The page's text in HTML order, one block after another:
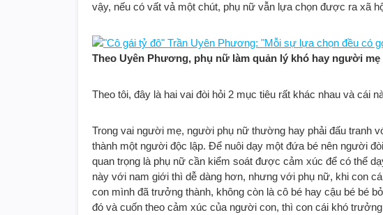
vậy, nếu có vất vả một chút, phụ nữ vẫn lựa chọn được ra xã
Theo Uyên Phương, phụ nữ làm quản lý khó hay người mẹ
Theo tôi, đây là hai vai đòi hỏi 2 mục tiêu rất khác nhau và cái
Trong vai người mẹ, người phụ nữ thường hay phải đấu tranh
thành một người độc lập. Để nuôi dạy một đứa bé nên người
quan trọng là phụ nữ cần kiểm soát được cảm xúc để có thể
này với nam giới thì dễ dàng hơn, nhưng với phụ nữ, khi con
con mình đã trưởng thành, không còn là cô bé hay cậu bé bé
đó và cuốn theo cảm xúc của người con, thì con cái khó